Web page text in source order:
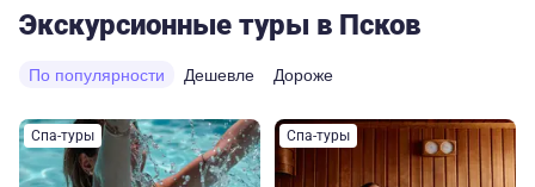
Экскурсионные туры в Псков
По популярности Дешевле Дороже
Спа-туры Спа-туры